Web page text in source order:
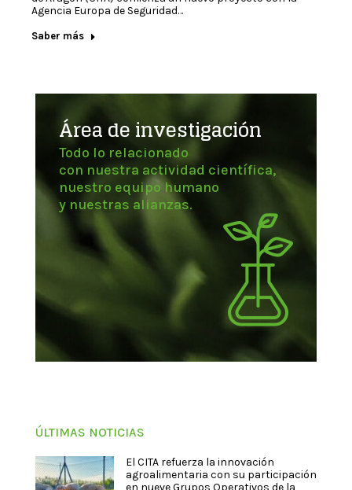
Agencia Europa de Seguridad…
Saber más
Área de investigación
Todo lo relacionado
con nuestra actividad científica,
nuestro equipo humano
y nuestras alianzas.
ÚLTIMAS NOTICIAS
El CITA refuerza la innovación
agroalimentaria con su participación